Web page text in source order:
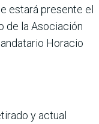
estará presente el
de la Asociación
Horacio
y actual